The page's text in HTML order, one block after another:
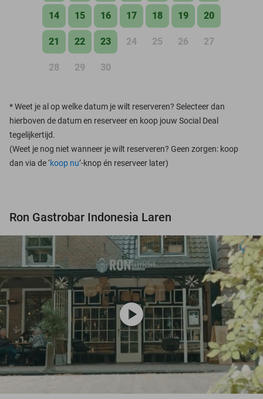
14 15 16 17 18 19 20
21 22 23 24 25 26 27
28 29 30
*Weet je al op welke datum je wilt reserveren? Selecteer dan
hierboven de datum en reserveer en koop jouw Social Deal
tegelijkertijd.
(Weet je nog niet wanneer je wilt reserveren? Geen zorgen: koop
dan via de ‘koop nu’-knop én reserveer later)
Ron Gastrobar Indonesia Laren
play_circle